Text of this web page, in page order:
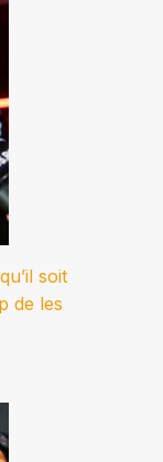
soit
de les